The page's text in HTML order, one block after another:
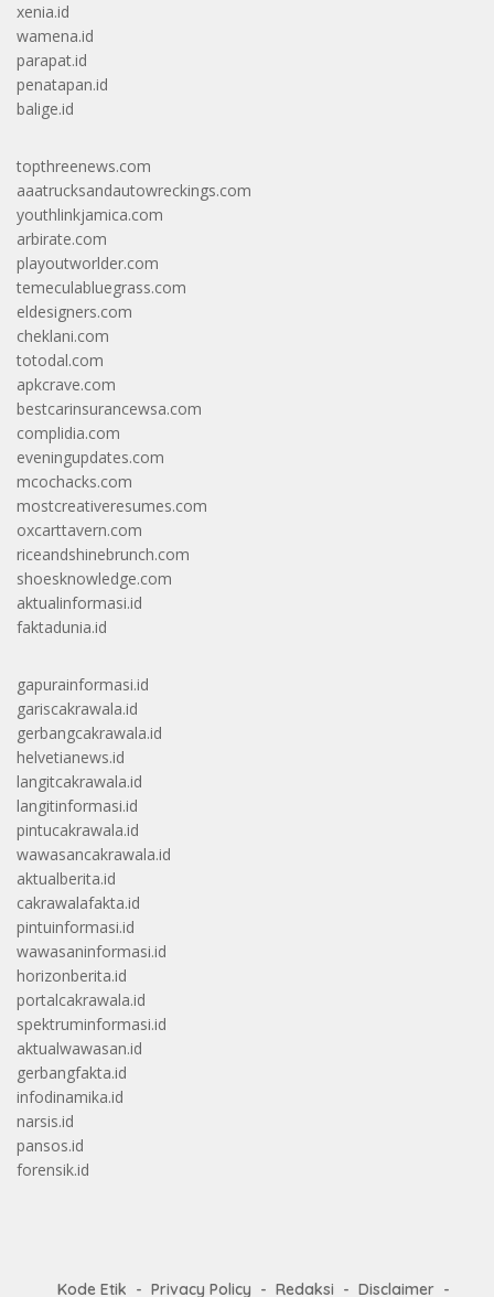
xenia.id
wamena.id
parapat.id
penatapan.id
balige.id
topthreenews.com
aaatrucksandautowreckings.com
youthlinkjamica.com
arbirate.com
playoutworlder.com
temeculabluegrass.com
eldesigners.com
cheklani.com
totodal.com
apkcrave.com
bestcarinsurancewsa.com
complidia.com
eveningupdates.com
mcochacks.com
mostcreativeresumes.com
oxcarttavern.com
riceandshinebrunch.com
shoesknowledge.com
aktualinformasi.id
faktadunia.id
gapurainformasi.id
gariscakrawala.id
gerbangcakrawala.id
helvetianews.id
langitcakrawala.id
langitinformasi.id
pintucakrawala.id
wawasancakrawala.id
aktualberita.id
cakrawalafakta.id
pintuinformasi.id
wawasaninformasi.id
horizonberita.id
portalcakrawala.id
spektruminformasi.id
aktualwawasan.id
gerbangfakta.id
infodinamika.id
narsis.id
pansos.id
forensik.id
Kode Etik Privacy Policy Redaksi Disclaimer